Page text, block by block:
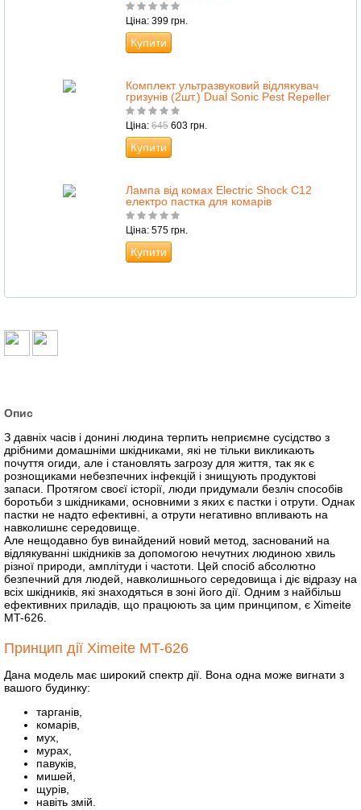
Ціна: 399 грн.
Купити
Комплект ультразвуковий відлякувач
гризунів (2шт.) Dual Sonic Pest Repeller
Ціна: 645 603 грн.
Купити
Лампа від комах Electric Shock C12
електро пастка для комарів
Ціна: 575 грн.
Купити
Опис
З давніх часів і донині людина терпить неприємне сусідство з
дрібними домашніми шкідниками, які не тільки викликають
почуття огиди, але і становлять загрозу для життя, так як є
рознощиками небезпечних інфекцій і знищують продуктові
запаси. Протягом своєї історії, люди придумали безліч способів
боротьби з шкідниками, основними з яких є пастки і отрути. Однак
пастки не надто ефективні, а отрути негативно впливають на
навколишнє середовище.
Але нещодавно був винайдений новий метод, заснований на
відлякуванні шкідників за допомогою нечутних людиною хвиль
різної природи, амплітуди і частоти. Цей спосіб абсолютно
безпечний для людей, навколишнього середовища і діє відразу на
всіх шкідників, які знаходяться в зоні його дії. Одним з найбільш
ефективних приладів, що працюють за цим принципом, є Ximeite
MT-626.
Принцип дії Ximeite MT-626
Дана модель має широкий спектр дії. Вона одна може вигнати з
вашого будинку:
тарганів,
комарів,
мух,
мурах,
павуків,
мишей,
щурів,
навіть змій.